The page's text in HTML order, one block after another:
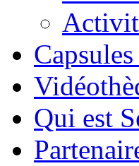
Qui est